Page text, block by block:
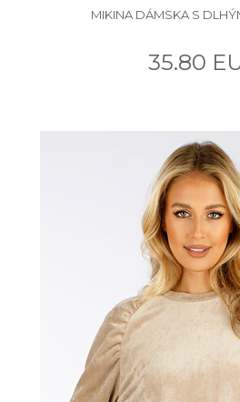
MIKINA DÁMSKA S
35.80